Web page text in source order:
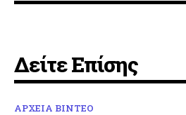
Δείτε Επίσης
ΑΡΧΕΙΑ ΒΙΝΤΕΟ